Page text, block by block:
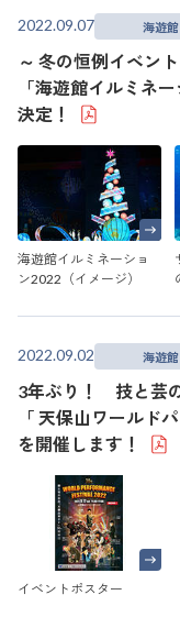
2022.09.07 海遊館
～ 冬の恒例イベント
「海遊館イルミネ
決定！
海遊館イルミネーショ
ン2022（イメージ）
2022.09.02 海遊館
3年ぶり！ 技と芸
「 天保山ワールド
を開催します！
イベントポスター